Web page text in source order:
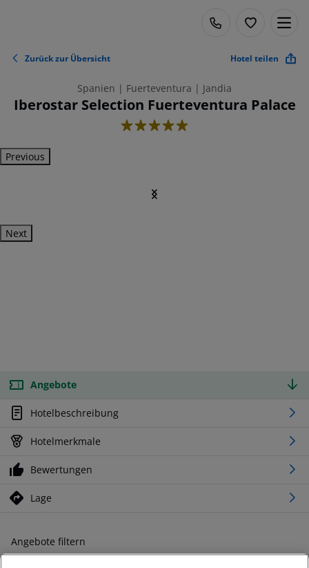
Zurück zur Übersicht Hotel teilen
Spanien | Fuerteventura | Jandia
Iberostar Selection Fuerteventura Palace
5
Previous
Next
Angebote
Hotelbeschreibung
Hotelmerkmale
Bewertungen
Lage
Angebote filtern
Ändern Sie Ihre Kriterien nach Ihren Wünschen